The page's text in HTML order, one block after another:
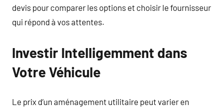
devis pour comparer les options et choisir le fournisseur
qui répond à vos attentes.
Investir Intelligemment dans
Votre Véhicule
Le prix d’un aménagement utilitaire peut varier en